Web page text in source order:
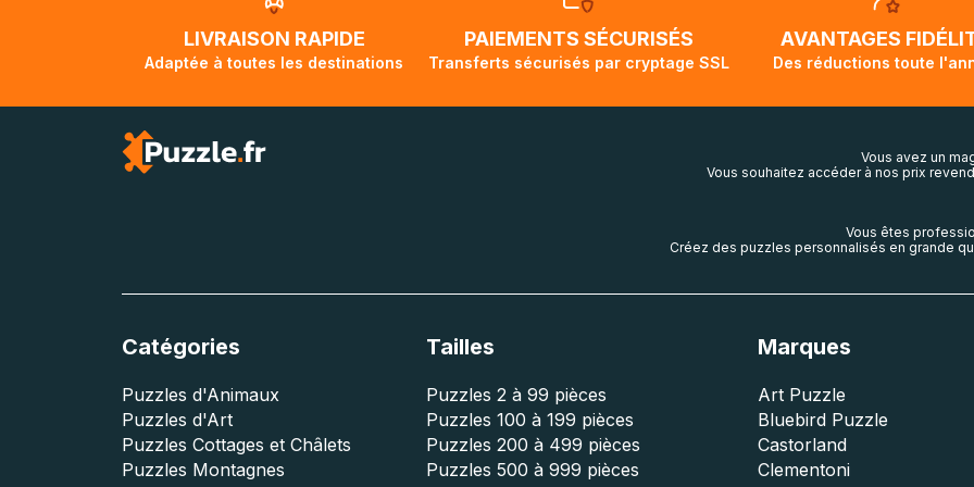
traversée, le suivi de votre commande ne soit pas modifié. Ce dernier
lorsque votre colis aura touché terre.
LIVRAISON RAPIDE
Adaptée à toutes les destinations
PAIEMENTS SÉCURISÉS
Transferts sécurisés par cryptage SSL
AVANTAGES
Des réductions toute
Vous avez un
Vous souhaitez accéder à nos prix
Vous êtes
Créez des puzzles personnalisés en grande
Catégories
Puzzles d'Animaux
Puzzles d'Art
Puzzles Cottages et Châlets
Puzzles Montagnes
Tailles
Puzzles 2 à 99 pièces
Puzzles 100 à 199 pièces
Puzzles 200 à 499 pièces
Puzzles 500 à 999 pièces
Marques
Art Puzzle
Bluebird Puzzle
Castorland
Clementoni